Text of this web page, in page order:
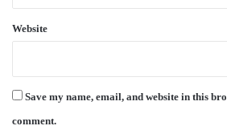
Website
Save my name, email, and website in this
comment.